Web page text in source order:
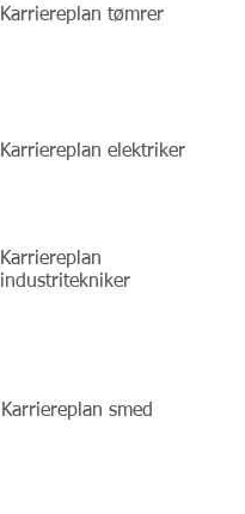
Karriereplan tømrer
Karriereplan smed
Karriereplan elektriker
Karriereplan
industritekniker